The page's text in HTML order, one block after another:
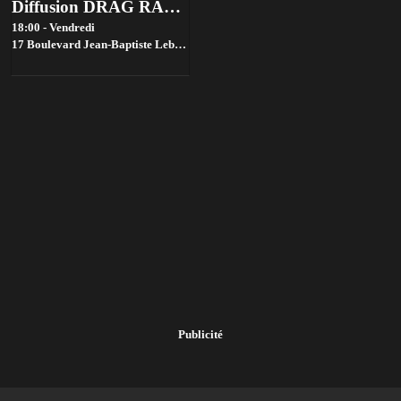
Diffusion DRAG RACE FRANCE saison 4 @ Bistrot ST SO by la House of Jambon Beurre
18:00 - Vendredi
17 Boulevard Jean-Baptiste Lebas, 59000 Lille, France,
Publicité